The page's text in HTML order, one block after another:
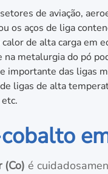
de aviação,
os aços de liga
de alta carga em
metalurgia do pó
importante das ligas
ligas de alta
(Co) é